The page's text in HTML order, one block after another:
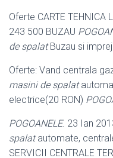
Oferte CARTE TEHNICA
243 500 BUZAU
de spalatBuzau si
Oferte: Vand centrala
masini de spalat
electrice(20 RON)
POGOANELE. 23 Ian
spalatautomate,
SERVICII CENTRALE